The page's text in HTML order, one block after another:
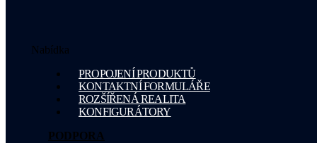
Nabídka
PROPOJENÍ PRODUKTŮ
KONTAKTNÍ FORMULÁŘE
ROZŠÍŘENÁ REALITA
KONFIGURÁTORY
PODPORA